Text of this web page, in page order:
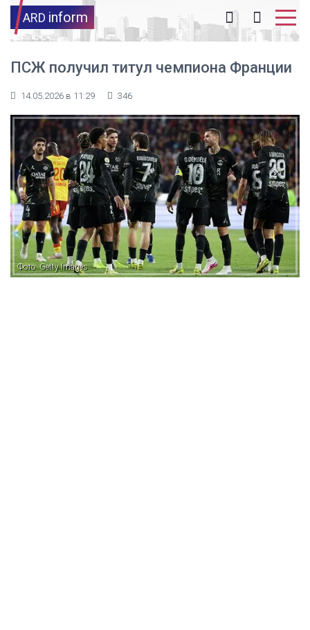
ARD inform
ПСЖ получил титул чемпиона Франции
14.05.2026 в 11:29 346
Фото: Getty Images